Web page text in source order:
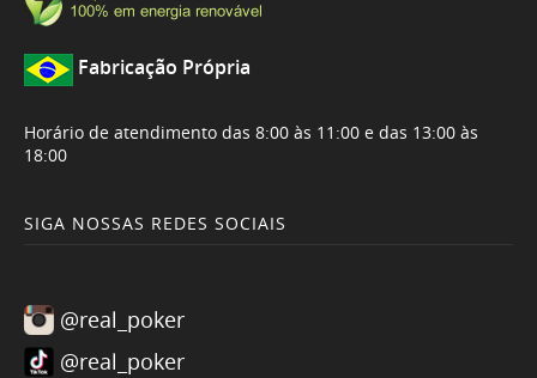
Fabricação Própria
Horário de atendimento das 8:00 às 11:00 e das 13:00 às
18:00
SIGA NOSSAS REDES SOCIAIS
@real_poker
@real_poker